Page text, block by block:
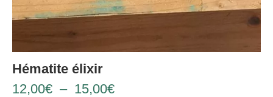
Hématite élixir
12,00€ – 15,00€